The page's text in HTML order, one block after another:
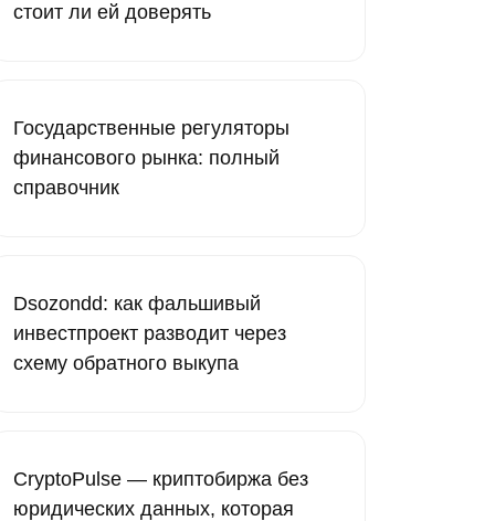
стоит ли ей доверять
Государственные регуляторы
финансового рынка: полный
справочник
Dsozondd: как фальшивый
инвестпроект разводит через
схему обратного выкупа
CryptoPulse — криптобиржа без
юридических данных, которая